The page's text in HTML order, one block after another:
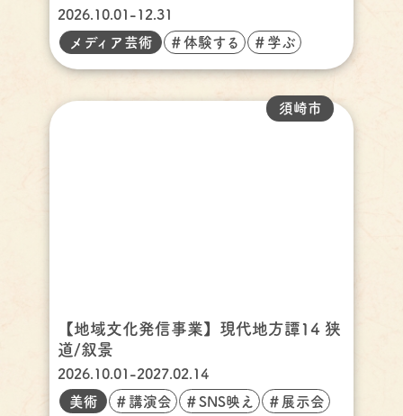
2026.10.01-12.31
メディア芸術
＃体験する ＃学ぶ
【地域文化発信事業】現代地方譚14 狭
道/叙景
須崎市
2026.10.01-2027.02.14
美術
＃講演会 ＃SNS映え ＃展示会